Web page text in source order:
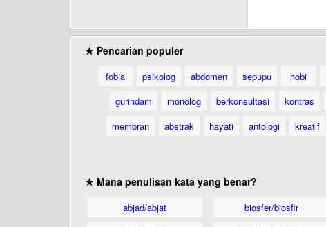
★ Pencarian populer
fobia psikolog abdomen sepupu hobi
gurindam
monolog berkonsultasi kontras
membran
abstrak hayati antologi kreatif
★ Mana penulisan kata yang benar?
abjad/abjat
biosfer/biosfir